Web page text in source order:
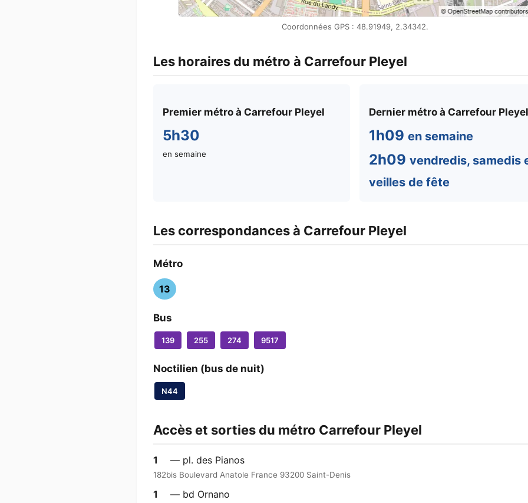
Coordonnées GPS : 48.91949, 2.34342.
Les horaires du métro à Carrefour Pleyel
Premier métro à Carrefour Pleyel
5h30
en semaine
Dernier métro à Carrefour Pleyel
1h09 en semaine
2h09 vendredis, samedis
veilles de fête
Les correspondances à Carrefour Pleyel
Métro
13
Bus
139 255 274 9517
Noctilien (bus de nuit)
N44
Accès et sorties du métro Carrefour Pleyel
1 — pl. des Pianos
182bis Boulevard Anatole France 93200 Saint-Denis
1 — bd Ornano